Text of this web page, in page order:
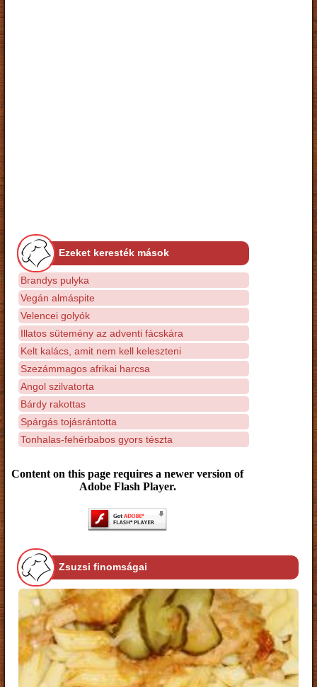
Ezeket keresték mások
Brandys pulyka
Vegán almáspite
Velencei golyók
Illatos sütemény az adventi fácskára
Kelt kalács, amit nem kell keleszteni
Szezámmagos afrikai harcsa
Angol szilvatorta
Bárdy rakottas
Spárgás tojásrántotta
Tonhalas-fehérbabos gyors tészta
Content on this page requires a newer version of
Adobe Flash Player.
Zsuzsi finomságai